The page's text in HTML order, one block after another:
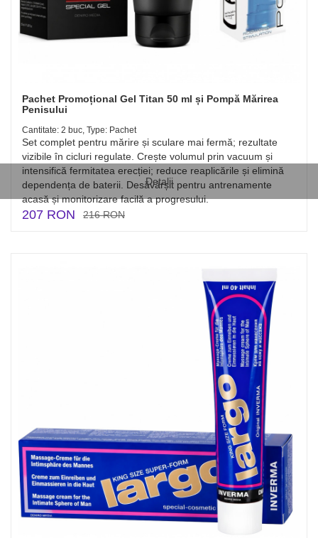
Detalii
Pachet Promoțional Gel Titan 50 ml și Pompă Mărirea
Penisului
Cantitate: 2 buc, Type: Pachet
Set complet pentru mărire și sculare mai fermă; rezultate
vizibile în cicluri regulate. Crește volumul prin vacuum și
intensifică fermitatea erecției; reduce reaplicările și elimină
dependența de baterii. Desăvârșit pentru antrenamente
acasă și monitorizare facilă a progresului.
207 RON 216 RON